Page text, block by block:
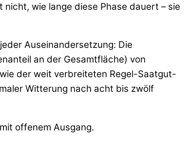
wie lange diese Phase dauert – sie
Auseinandersetzung: Die
an der Gesamtfläche) von
der weit verbreiteten Regel-Saatgut-
Witterung nach acht bis zwölf
offenem Ausgang.